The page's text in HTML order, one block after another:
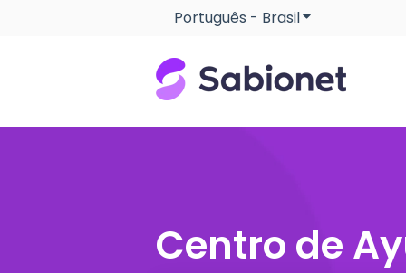
Português - BrasilMostrar
Centro de